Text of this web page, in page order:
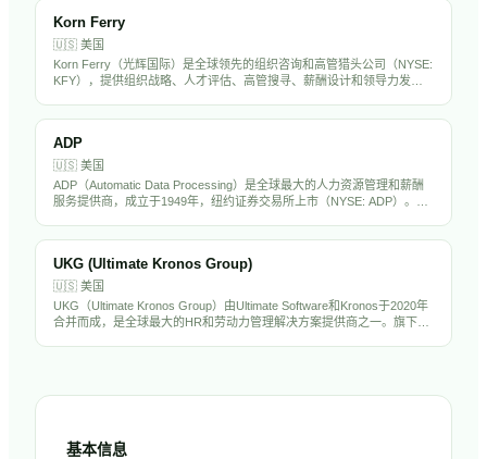
Korn Ferry
🇺🇸 美国
Korn Ferry（光辉国际）是全球领先的组织咨询和高管猎头公司（NYSE:
KFY），提供组织战略、人才评估、高管搜寻、薪酬设计和领导力发展
ADP
🇺🇸 美国
ADP（Automatic Data Processing）是全球最大的人力资源管理和薪酬
服务提供商，成立于1949年，纽约证券交易所上市（NYSE: ADP）。公
UKG (Ultimate Kronos Group)
🇺🇸 美国
UKG（Ultimate Kronos Group）由Ultimate Software和Kronos于2020年
合并而成，是全球最大的HR和劳动力管理解决方案提供商之一。旗下产
基本信息